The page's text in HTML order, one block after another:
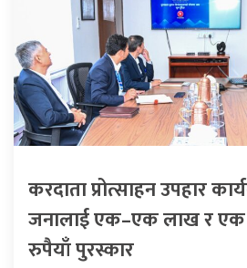
करदाता प्रोत्साहन उपहार
जनालाई एक–एक लाख र
रुपैयाँ पुरस्कार